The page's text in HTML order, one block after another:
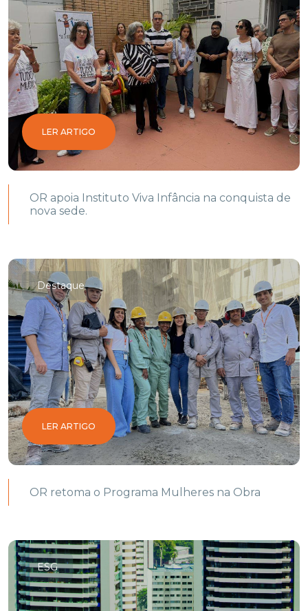
LER ARTIGO
OR apoia Instituto Viva Infância na conquista de
nova sede.
Destaque
LER ARTIGO
OR retoma o Programa Mulheres na Obra
ESG